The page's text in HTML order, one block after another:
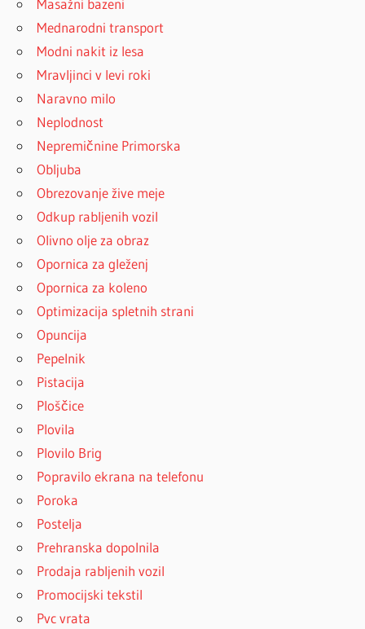
Masažni bazeni
Mednarodni transport
Modni nakit iz lesa
Mravljinci v levi roki
Naravno milo
Neplodnost
Nepremičnine Primorska
Obljuba
Obrezovanje žive meje
Odkup rabljenih vozil
Olivno olje za obraz
Opornica za gleženj
Opornica za koleno
Optimizacija spletnih strani
Opuncija
Pepelnik
Pistacija
Ploščice
Plovila
Plovilo Brig
Popravilo ekrana na telefonu
Poroka
Postelja
Prehranska dopolnila
Prodaja rabljenih vozil
Promocijski tekstil
Pvc vrata